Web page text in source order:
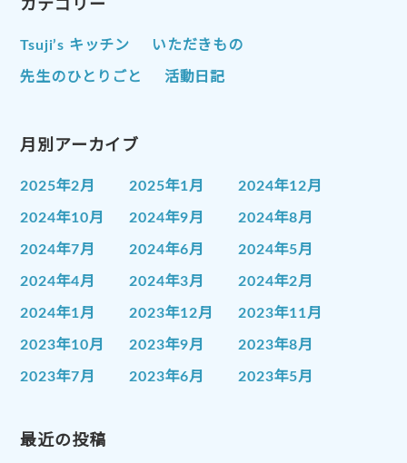
カテゴリー
Tsuji’s キッチン いただきもの
先生のひとりごと 活動日記
月別アーカイブ
2025年2月 2025年1月 2024年12月
2024年10月 2024年9月 2024年8月
2024年7月 2024年6月 2024年5月
2024年4月 2024年3月 2024年2月
2024年1月 2023年12月 2023年11月
2023年10月 2023年9月 2023年8月
2023年7月 2023年6月 2023年5月
2023年1月
最近の投稿